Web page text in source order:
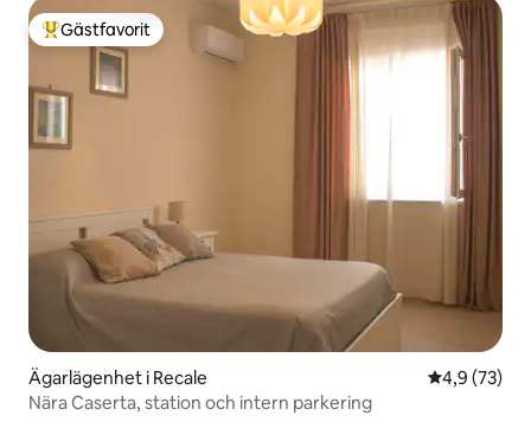
Populär gästfavorit
Gästfavorit
Ägarlägenhet i Recale 4,9 av 5 i
4,9 (73)
Nära Caserta, station och intern parkering